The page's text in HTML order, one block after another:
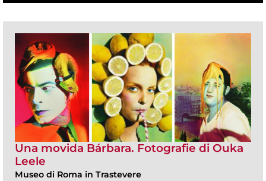
Una movida Bárbara. Fotografie di Ouka
Leele
Museo di Roma in Trastevere